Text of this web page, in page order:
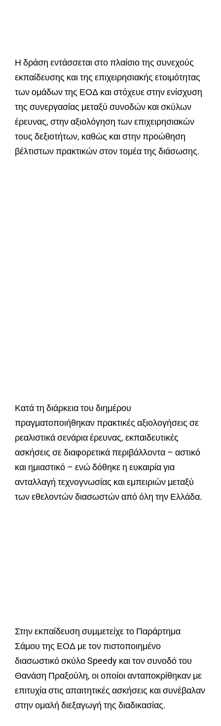
Η δράση εντάσσεται στο πλαίσιο της συνεχούς
εκπαίδευσης και της επιχειρησιακής ετοιμότητας
των ομάδων της ΕΟΔ και στόχευε στην ενίσχυση
της συνεργασίας μεταξύ συνοδών και σκύλων
έρευνας, στην αξιολόγηση των επιχειρησιακών
τους δεξιοτήτων, καθώς και στην προώθηση
βέλτιστων πρακτικών στον τομέα της διάσωσης.
Κατά τη διάρκεια του διημέρου
πραγματοποιήθηκαν πρακτικές αξιολογήσεις σε
ρεαλιστικά σενάρια έρευνας, εκπαιδευτικές
ασκήσεις σε διαφορετικά περιβάλλοντα – αστικό
και ημιαστικό – ενώ δόθηκε η ευκαιρία για
ανταλλαγή τεχνογνωσίας και εμπειριών μεταξύ
των εθελοντών διασωστών από όλη την Ελλάδα.
Στην εκπαίδευση συμμετείχε το Παράρτημα
Σάμου της ΕΟΔ με τον πιστοποιημένο
διασωστικό σκύλο Speedy και τον συνοδό του
Θανάση Πραξούλη, οι οποίοι ανταποκρίθηκαν με
επιτυχία στις απαιτητικές ασκήσεις και συνέβαλαν
στην ομαλή διεξαγωγή της διαδικασίας.